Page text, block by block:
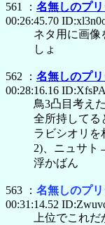
561 ： 名無しのプ
00:26:45.70
ネタ用に画像
しょ
562 ： 名無しのプ
00:28:16.16
鳥3凸目考え
全所持してる
ラビシオリ
2)、ニュサ
浮かばん
563 ： 名無しのプ
00:31:14.52
上位でこれだ